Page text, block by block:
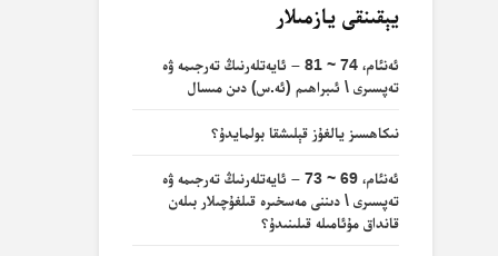
يېقىنقى يازمىلار
ئەنئام، 74 ~ 81 – ئايەتلەرنىڭ تەرجىمە ۋە
تەپسىرى \ ئىبراھىم (ئە.س) دىن مىسال
نىكاھسىز يالغۇز قېلىشقا بولمايدۇ؟
ئەنئام، 69 ~ 73 – ئايەتلەرنىڭ تەرجىمە ۋە
تەپسىرى \ دىننى مەسخىرە قىلغۇچىلار بىلەن
قانداق مۇئامىلە قىلىنىدۇ؟